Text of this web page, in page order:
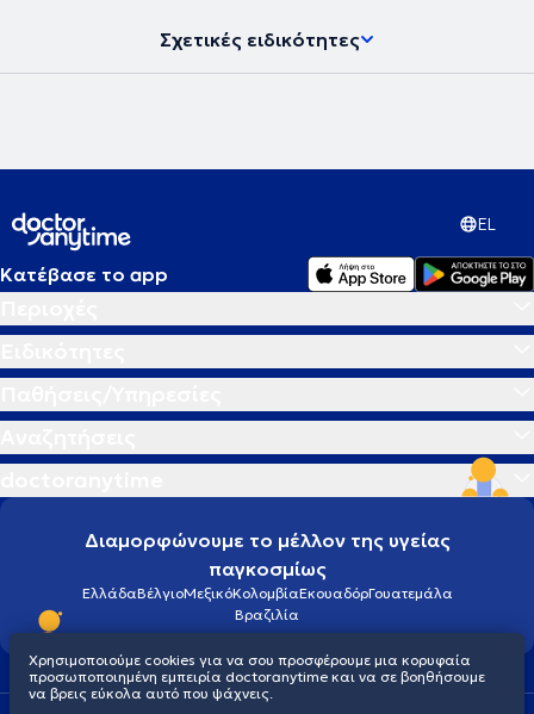
Σχετικές ειδικότητες
EL
Κατέβασε το app
Διαμορφώνουμε το μέλλον της υγείας
παγκοσμίως
ΕλλάδαΒέλγιοΜεξικόΚολομβίαΕκουαδόρΓουατεμάλα
Βραζιλία
Χρησιμοποιούμε cookies για να σου προσφέρουμε μια κορυφαία
προσωποποιημένη εμπειρία doctoranytime και να σε βοηθήσουμε
να βρεις εύκολα αυτό που ψάχνεις.